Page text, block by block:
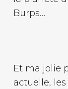
Burps…
Et ma jolie
actuelle,